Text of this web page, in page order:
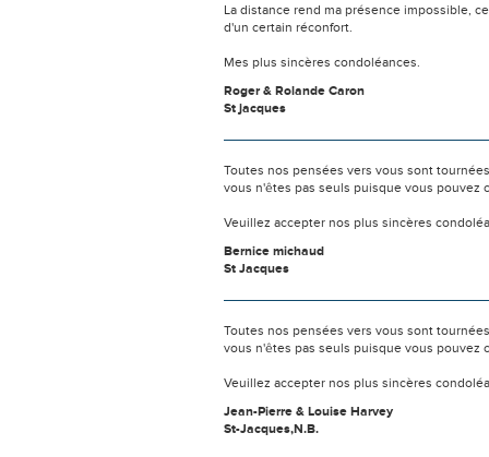
La distance rend ma présence impossible,
d'un certain réconfort.
Mes plus sincères condoléances.
Roger & Rolande Caron
St jacques
Toutes nos pensées vers vous sont
vous n'êtes pas seuls puisque vous pouvez
Veuillez accepter nos plus sincères
Bernice michaud
St Jacques
Toutes nos pensées vers vous sont
vous n'êtes pas seuls puisque vous pouvez
Veuillez accepter nos plus sincères
Jean-Pierre & Louise Harvey
St-Jacques,N.B.